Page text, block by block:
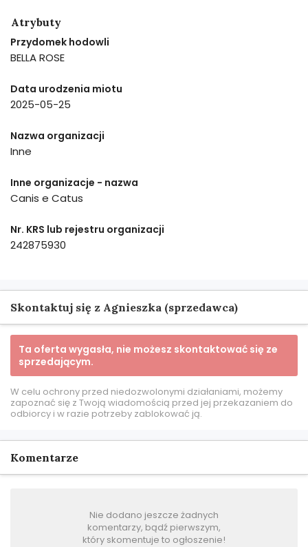
Atrybuty
Przydomek hodowli
BELLA ROSE
Data urodzenia miotu
2025-05-25
Nazwa organizacji
Inne
Inne organizacje - nazwa
Canis e Catus
Nr. KRS lub rejestru organizacji
242875930
Skontaktuj się z Agnieszka (sprzedawca)
Ta oferta wygasła, nie możesz skontaktować się ze
sprzedającym.
W celu ochrony przed niedozwolonymi działaniami, możemy
zapoznać się z Twoją wiadomością przed jej przekazaniem do
odbiorcy i w razie potrzeby zablokować ją.
Komentarze
Nie dodano jeszcze żadnych
komentarzy, bądź pierwszym,
który skomentuje to ogłoszenie!